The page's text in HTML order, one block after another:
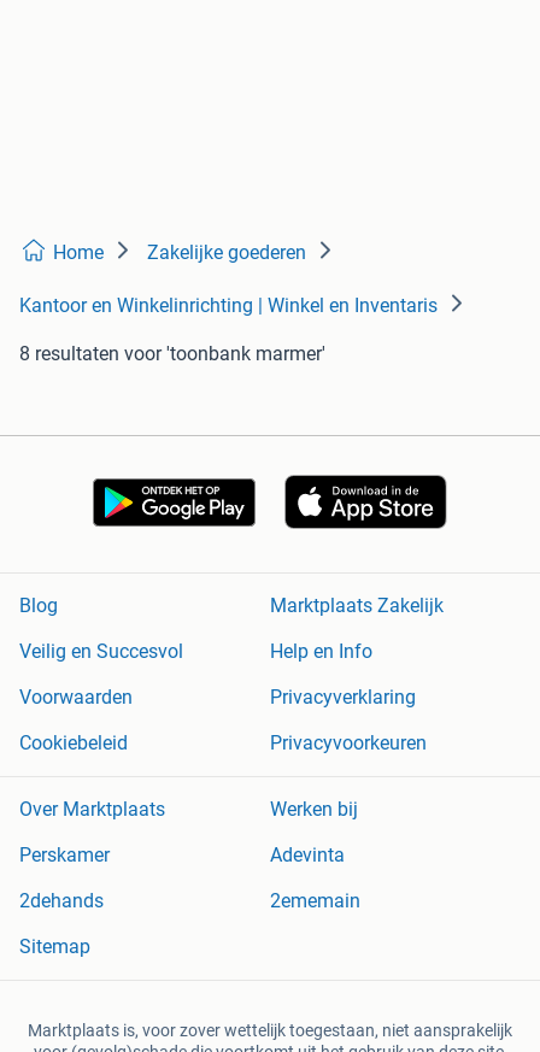
Home Zakelijke goederen
Kantoor en Winkelinrichting | Winkel en Inventaris
8 resultaten voor 'toonbank marmer'
Blog
Marktplaats Zakelijk
Veilig en Succesvol
Help en Info
Voorwaarden
Privacyverklaring
Cookiebeleid
Privacyvoorkeuren
Over Marktplaats
Werken bij
Perskamer
Adevinta
2dehands
2ememain
Sitemap
Marktplaats is, voor zover wettelijk toegestaan, niet aansprakelijk